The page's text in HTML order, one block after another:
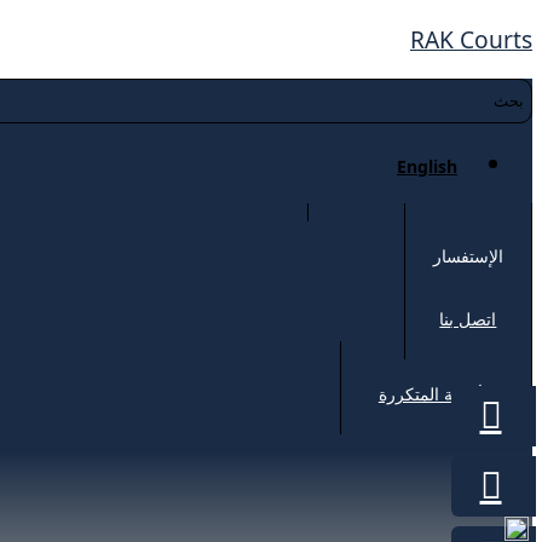
RAK Courts
English
الإستفسار
اتصل بنا
الأسئلة المتكررة